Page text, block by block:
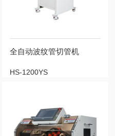
全自动波纹管切管机
HS-1200YS